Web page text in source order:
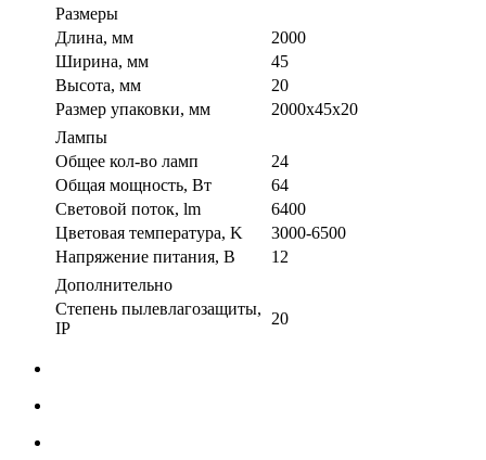
Размеры
Длина, мм
2000
Ширина, мм
45
Высота, мм
20
Размер упаковки, мм
2000х45x20
Лампы
Общее кол-во ламп
24
Общая мощность, Вт
64
Световой поток, lm
6400
Цветовая температура, K
3000-6500
Напряжение питания, В
12
Дополнительно
Степень пылевлагозащиты,
IP
20